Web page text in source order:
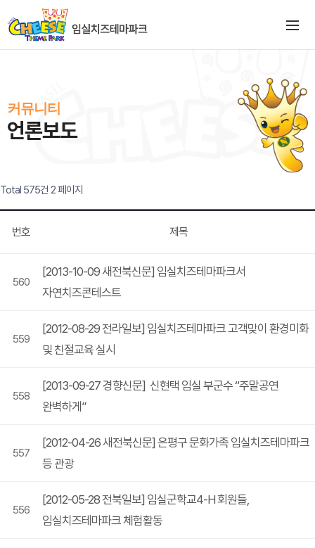
커뮤니티
언론보도
Total 575건 2 페이지
번호 제목
560
[2013-10-09 새전북신문] 임실치즈테마파크서
자연치즈콘테스트
559
[2012-08-29 전라일보] 임실치즈테마파크 고객맞이 환경미화
및 친절교육 실시
558
[2013-09-27 경향신문] 신현택 임실 부군수 “주말공연
완벽하게”
557
[2012-04-26 새전북신문] 은평구 문화가족 임실치즈테마파크
등 관광
556
[2012-05-28 전북일보] 임실군학교4-H 회원들,
임실치즈테마파크 체험활동